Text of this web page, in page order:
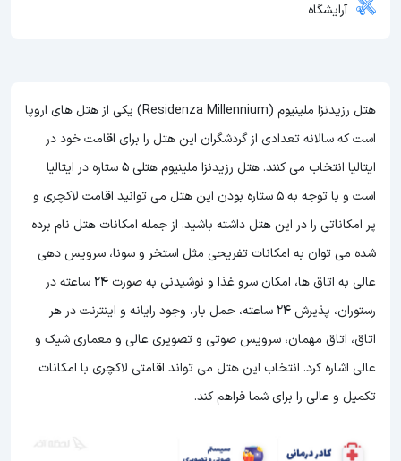
آرایشگاه
هتل رزیدنزا ملینیوم (Residenza Millennium) یکی از هتل های اروپا
است که سالانه تعدادی از گردشگران این هتل را برای اقامت خود در
ایتالیا انتخاب می کنند. هتل رزیدنزا ملینیوم هتلی 5 ستاره در ایتالیا
است و با توجه به 5 ستاره بودن این هتل
می توانید اقامت لاکچری و
پر امکاناتی را در این هتل داشته باشید. از جمله امکانات هتل نام برده
شده می توان به امکانات تفریحی مثل استخر و سونا، سرویس دهی
عالی به اتاق ها، امکان سرو غذا و نوشیدنی به صورت 24 ساعته در
رستوران، پذیرش 24 ساعته، حمل بار، وجود رایانه و اینترنت در هر
اتاق، اتاق مهمان، سرویس صوتی و تصویری عالی و معماری شیک و
عالی اشاره کرد. انتخاب این هتل می تواند اقامتی لاکچری با امکانات
تکمیل و عالی را برای شما فراهم کند.